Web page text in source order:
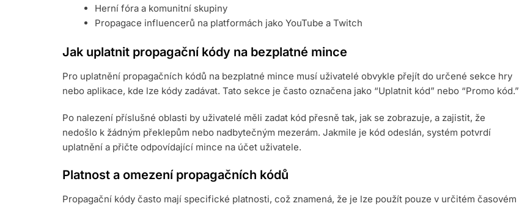
Herní fóra a komunitní skupiny
Propagace influencerů na platformách jako YouTube a Twitch
Jak uplatnit propagační kódy na bezplatné mince
Pro uplatnění propagačních kódů na bezplatné mince musí uživatelé obvykle přejít do určené sekce hry
nebo aplikace, kde lze kódy zadávat. Tato sekce je často označena jako “Uplatnit kód” nebo “Promo kód.”
Po nalezení příslušné oblasti by uživatelé měli zadat kód přesně tak, jak se zobrazuje, a zajistit, že
nedošlo k žádným překlepům nebo nadbytečným mezerám. Jakmile je kód odeslán, systém potvrdí
uplatnění a přičte odpovídající mince na účet uživatele.
Platnost a omezení propagačních kódů
Propagační kódy často mají specifické platnosti, což znamená, že je lze použít pouze v určitém časovém